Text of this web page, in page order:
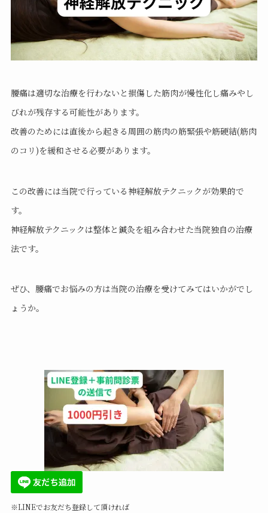
腰痛は適切な治療を行わないと損傷した筋肉が慢性化し痛みやし
びれが残存する可能性があります。
改善のためには直後から起きる周囲の筋肉の筋緊張や筋硬結(筋肉
のコリ)を緩和させる必要があります。
この改善には当院で行っている神経解放テクニックが効果的で
す。
神経解放テクニックは整体と鍼灸を組み合わせた当院独自の治療
法です。
ぜひ、腰痛でお悩みの方は当院の治療を受けてみてはいかがでし
ょうか。
※LINEでお友だち登録して頂ければ